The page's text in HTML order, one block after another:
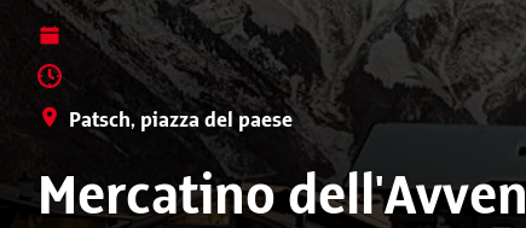
Patsch, piazza del paese
Mercatino